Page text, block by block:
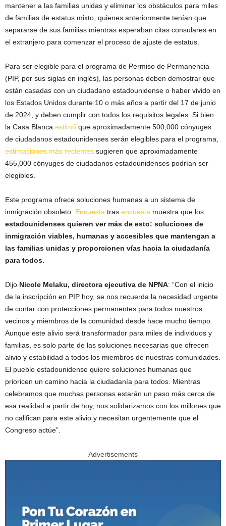
mantener a las familias unidas y eliminar los obstáculos para miles
de familias de estatus mixto, quienes anteriormente tenían que
separarse de sus familias mientras esperaban citas consulares en
el extranjero para comenzar el proceso de ajuste de estatus.
Para ser elegible para el programa de Permiso de Permanencia
(PIP, por sus siglas en inglés), las personas deben demostrar que
están casadas con un ciudadano estadounidense o haber vivido en
los Estados Unidos durante 10 o más años a partir del 17 de junio
de 2024, y deben cumplir con todos los requisitos legales. Si bien
la Casa Blanca estimó que aproximadamente 500,000 cónyuges
de ciudadanos estadounidenses serán elegibles para el programa,
estimaciones más recientes sugieren que aproximadamente
455,000 cónyuges de ciudadanos estadounidenses podrían ser
elegibles.
Este programa ofrece soluciones humanas a un sistema de
inmigración obsoleto. Encuesta tras encuesta muestra que los
estadounidenses quieren ver más de esto: soluciones de
inmigración viables, humanas y accesibles que mantengan a
las familias unidas y proporcionen vías hacia la ciudadanía
para todos.
Dijo Nicole Melaku, directora ejecutiva de NPNA: “Con el inicio
de la inscripción en PIP hoy, se nos recuerda la necesidad urgente
de contar con protecciones permanentes para todos nuestros
vecinos y miembros de la comunidad desde hace mucho tiempo.
Aunque este alivio será transformador para miles de individuos y
familias, es solo parte de las soluciones necesarias que ofrecen
alivio y estabilidad a todos los miembros de nuestras comunidades.
El pueblo estadounidense quiere soluciones humanas que
prioricen un camino hacia la ciudadanía para todos. Mientras
celebramos que muchas personas estarán un paso más cerca de
esa realidad a partir de hoy, nos solidarizamos con los millones que
no califican para este alivio y necesitan urgentemente que el
Congreso actúe”.
Advertisements